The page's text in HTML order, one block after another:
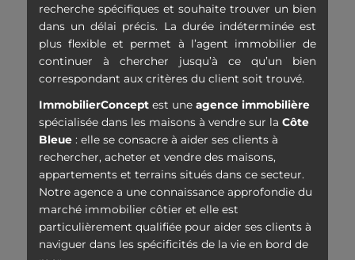
recherche spécifiques et souhaite trouver un bien
dans un délai précis. La durée indéterminée est
plus flexible et permet à l’agent immobilier de
continuer à chercher jusqu’à ce qu’un bien
correspondant aux critères du client soit trouvé.
ImmobilierConcept est une agence immobilière
spécialisée dans les maisons à vendre sur la Côte
Bleue : elle se consacre à aider ses clients à
rechercher, acheter et vendre des maisons,
appartements et terrains situés dans ce secteur.
Notre agence a une connaissance approfondie du
marché immobilier côtier et elle est
particulièrement qualifiée pour aider ses clients à
naviguer dans les spécificités de la vie en bord de